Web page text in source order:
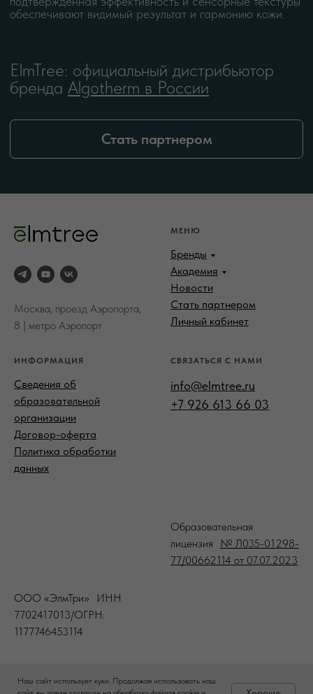
Наш сайт использует куки. Продолжая использовать наш
Москва, проезд Аэропорта,
8 | метро Аэропорт
МЕНЮ
Бренды
Академия
Новости
Стать партнером
Личный кабинет
ИНФОРМАЦИЯ
Сведения об
образовательной
организации
Договор-оферта
Политика обработки
данных
СВЯЗАТЬСЯ С НАМИ
info@elmtree.ru
+7 926 613 66 03
Образовательная
лицензия
№ Л035-01298-
77/00662114 от 07.07.2023
ООО «ЭлмТри» ИНН
7702417013/ОГРН:
1177746453114